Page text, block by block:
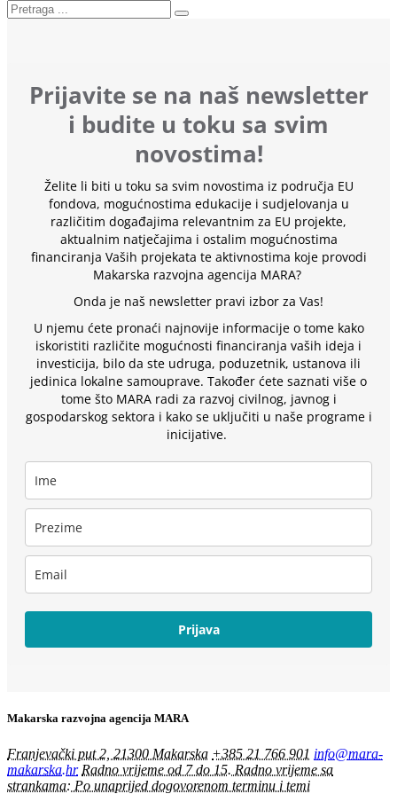
Prijavite se na naš newsletter
i budite u toku sa svim
novostima!
Želite li biti u toku sa svim novostima iz područja EU
fondova, mogućnostima edukacije i sudjelovanja u
različitim događajima relevantnim za EU projekte,
aktualnim natječajima i ostalim mogućnostima
financiranja Vaših projekata te aktivnostima koje provodi
Makarska razvojna agencija MARA?
Onda je naš newsletter pravi izbor za Vas!
U njemu ćete pronaći najnovije informacije o tome kako
iskoristiti različite mogućnosti financiranja vaših ideja i
investicija, bilo da ste udruga, poduzetnik, ustanova ili
jedinica lokalne samouprave. Također ćete saznati više o
tome što MARA radi za razvoj civilnog, javnog i
gospodarskog sektora i kako se uključiti u naše programe i
inicijative.
Prijava
Makarska razvojna agencija MARA
Franjevački put 2, 21300 Makarska +385 21 766 901 info@mara-
makarska.hr Radno vrijeme od 7 do 15. Radno vrijeme sa
strankama: Po unaprijed dogovorenom terminu i temi